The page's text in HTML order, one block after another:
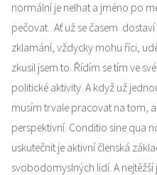
normální je nelhat a jméno po
pečovat. Ať už se časem
zklamání, vždycky mohu říci,
zkusil jsem to. Řídím se tím ve
politické aktivity. A když už
musím trvale pracovat na tom,
perspektivní. Conditio sine qua
uskutečnit je aktivní členská
svobodomyslných lidí. A